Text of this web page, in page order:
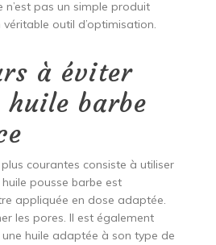
n’est pas un simple produit
outil d’optimisation.
à éviter
huile barbe
plus courantes consiste à utiliser
pousse barbe est
appliquée en dose adaptée.
les pores. Il est également
huile adaptée à son type de